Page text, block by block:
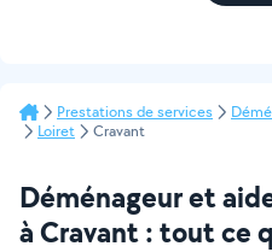
Prestations de services
Loiret
Cravant
Déménageur et
à Cravant : tout ce